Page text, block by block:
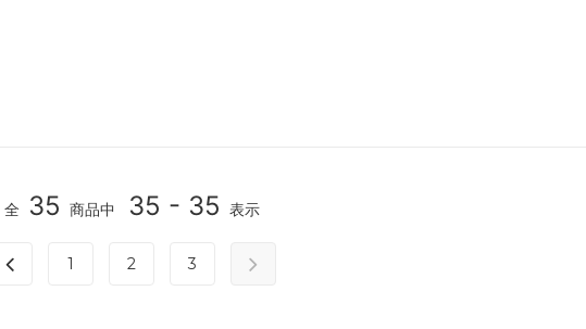
全 35 商品中 35 - 35 表示
1 2 3